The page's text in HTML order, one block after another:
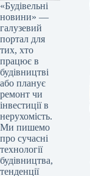
«Будівельні
новини» —
галузевий
портал для
тих, хто
працює в
будівництві
або планує
ремонт чи
інвестиції в
нерухомість.
Ми пишемо
про сучасні
технології
будівництва,
тенденції